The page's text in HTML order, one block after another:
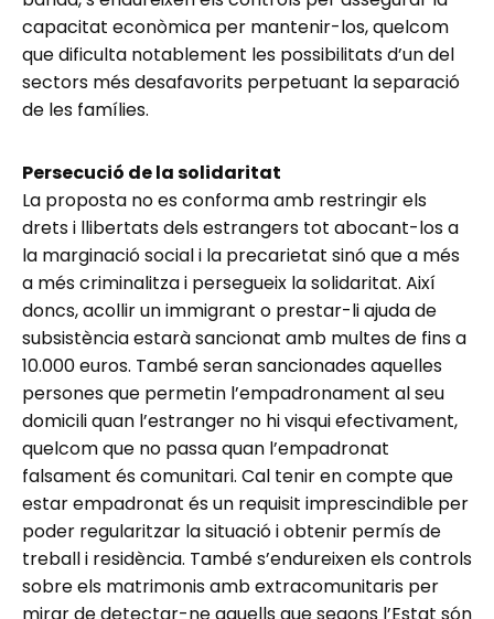
capacitat econòmica per mantenir-los, quelcom
que dificulta notablement les possibilitats d’un del
sectors més desafavorits perpetuant la separació
de les famílies.
Persecució de la solidaritat
La proposta no es conforma amb restringir els
drets i llibertats dels estrangers tot abocant-los a
la marginació social i la precarietat sinó que a més
a més criminalitza i persegueix la solidaritat. Així
doncs, acollir un immigrant o prestar-li ajuda de
subsistència estarà sancionat amb multes de fins a
10.000 euros. També seran sancionades aquelles
persones que permetin l’empadronament al seu
domicili quan l’estranger no hi visqui efectivament,
quelcom que no passa quan l’empadronat
falsament és comunitari. Cal tenir en compte que
estar empadronat és un requisit imprescindible per
poder regularitzar la situació i obtenir permís de
treball i residència. També s’endureixen els controls
sobre els matrimonis amb extracomunitaris per